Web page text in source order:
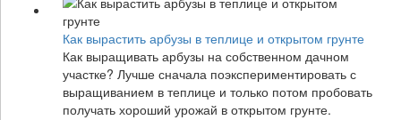
Как вырастить арбузы в теплице и открытом грунте
Как выращивать арбузы на собственном дачном
участке? Лучше сначала поэкспериментировать с
выращиванием в теплице и только потом пробовать
получать хороший урожай в открытом грунте.